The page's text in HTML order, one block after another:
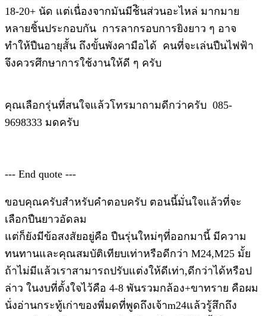
18-20+ นัด แต่เนื่องจากมันมีช้ินส่วนอะไหล่ มากมาย
หลายชิ้นประกอบกัน การลากรอบการยิงยาว ๆ อาจ
ทำให้ปืนอายุสั้น ถึงขั้นพังคามือได้ คนที่จะเล่นปืนไฟฟ้า
จึงควรศึกษาการใช้งานให้ดี ๆ ครับ
คุณเลือกรุ่นที่สนใจแล้วโทรมาถามดีกว่าครับ 085-
9698333 มดครับ
--- End quote ---
ขอบคุณครับสำหรับคำตอบครับ ตอนนี้มั่นใจแล้วที่จะ
เลือกปืนยาวอัดลม
แต่ก็ยังมีข้อสงสัยอยู่คือ ปืนรุ่นใหม่ๆที่ออกมานี้ มีความ
ทนทานและคุณสมบัติเทียบเท่าหรือดีกว่า M24,M25 มั้ย
ถ้าไม่มีแล้วเราสามารถปรับแต่งให้ดีเท่า,ดีกว่าได้หรือป
ล่าว ในงบที่ตั้งใจไว้คือ 4-8 พันรวมกล้อง+ขาทราย คือผม
นั่งอ่านกระทู้เก่าของพี่มดที่พูดถึงเจ้าm24แล้วรู้สึกถึง